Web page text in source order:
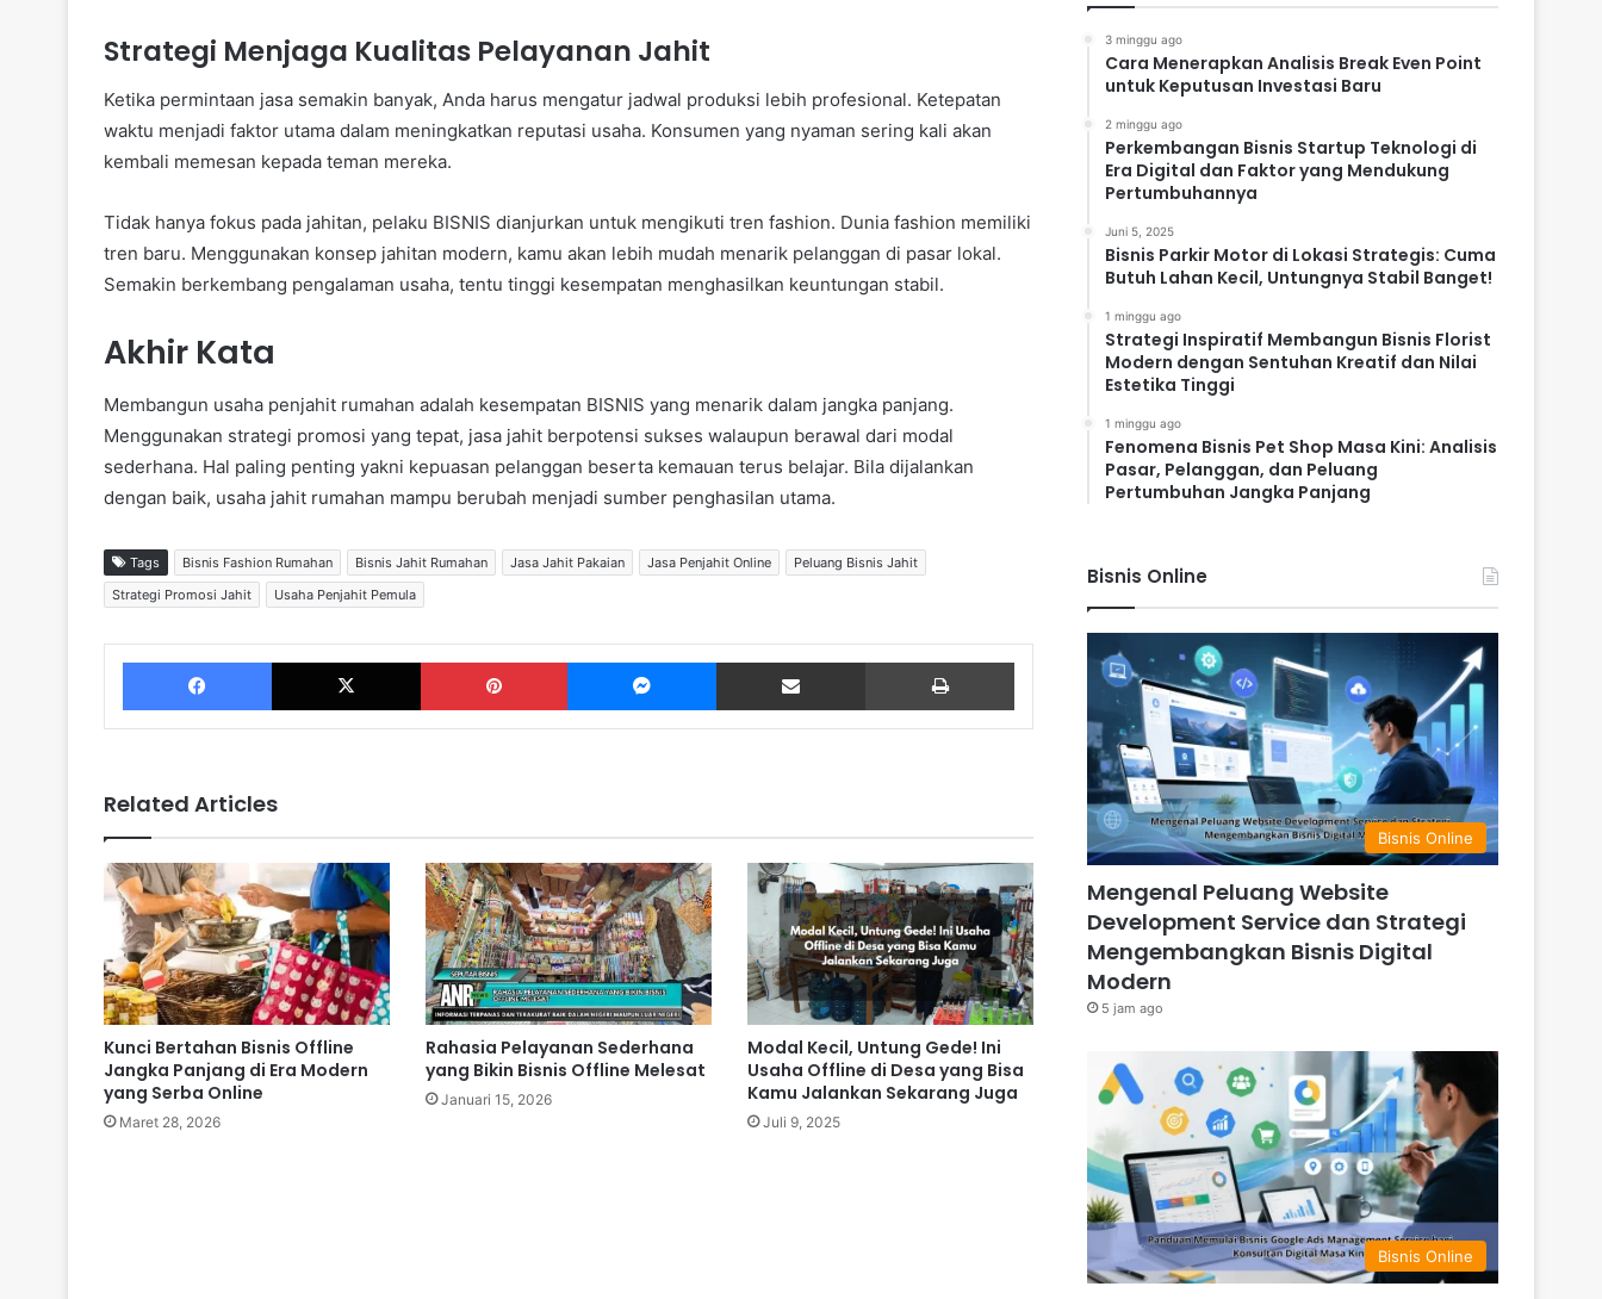
Strategi Menjaga Kualitas Pelayanan Jahit
Ketika permintaan jasa semakin banyak, Anda harus mengatur jadwal produksi lebih profesional. Ketepatan
waktu menjadi faktor utama dalam meningkatkan reputasi usaha. Konsumen yang nyaman sering kali akan
kembali memesan kepada teman mereka.
Tidak hanya fokus pada jahitan, pelaku BISNIS dianjurkan untuk mengikuti tren fashion. Dunia fashion memiliki
tren baru. Menggunakan konsep jahitan modern, kamu akan lebih mudah menarik pelanggan di pasar lokal.
Semakin berkembang pengalaman usaha, tentu tinggi kesempatan menghasilkan keuntungan stabil.
Akhir Kata
Membangun usaha penjahit rumahan adalah kesempatan BISNIS yang menarik dalam jangka panjang.
Menggunakan strategi promosi yang tepat, jasa jahit berpotensi sukses walaupun berawal dari modal
sederhana. Hal paling penting yakni kepuasan pelanggan beserta kemauan terus belajar. Bila dijalankan
dengan baik, usaha jahit rumahan mampu berubah menjadi sumber penghasilan utama.
Tags Bisnis Fashion Rumahan Bisnis Jahit Rumahan Jasa Jahit Pakaian Jasa Penjahit Online
Peluang Bisnis Jahit
Strategi Promosi Jahit
Usaha Penjahit Pemula
Facebook X Pinterest Messenger Share via Email
Related Articles
Kunci Bertahan Bisnis Offline
Jangka Panjang di Era Modern
yang Serba Online
Maret 28, 2026
Rahasia Pelayanan Sederhana
yang Bikin Bisnis Offline Melesat
Januari 15, 2026
Modal Kecil, Untung Gede! Ini
Usaha Offline di Desa yang Bisa
Kamu Jalankan Sekarang Juga
Juli 9, 2025
3 minggu ago
Cara Menerapkan Analisis Break Even Point
untuk Keputusan Investasi Baru
2 minggu ago
Perkembangan Bisnis Startup Teknologi di
Era Digital dan Faktor yang Mendukung
Pertumbuhannya
Juni 5, 2025
Bisnis Parkir Motor di Lokasi Strategis: Cuma
Butuh Lahan Kecil, Untungnya Stabil Banget!
1 minggu ago
Strategi Inspiratif Membangun Bisnis Florist
Modern dengan Sentuhan Kreatif dan Nilai
Estetika Tinggi
1 minggu ago
Fenomena Bisnis Pet Shop Masa Kini: Analisis
Pasar, Pelanggan, dan Peluang
Pertumbuhan Jangka Panjang
Bisnis Online
Bisnis Online
Mengenal Peluang Website
Development Service dan Strategi
Mengembangkan Bisnis Digital
Modern
5 jam ago
Bisnis Online